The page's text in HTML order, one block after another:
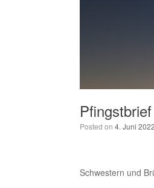
Posted on 4. Juni 2022
Schwestern und